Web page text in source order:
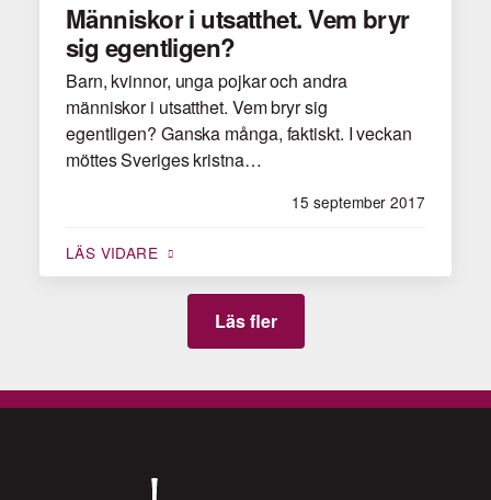
Människor i utsatthet. Vem bryr
sig egentligen?
15 september 2017
Barn, kvinnor, unga pojkar och andra
människor i utsatthet. Vem bryr sig
egentligen? Ganska många, faktiskt. I veckan
möttes Sveriges kristna…
LÄS VIDARE
Läs fler